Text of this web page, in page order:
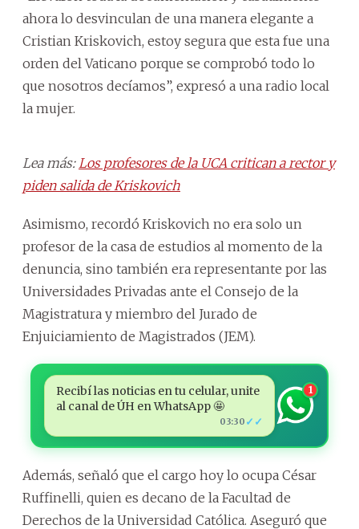
ahora lo desvinculan de una manera elegante a
Cristian Kriskovich, estoy segura que esta fue una
orden del Vaticano porque se comprobó todo lo
que nosotros decíamos”, expresó a una radio local
la mujer.
Lea más: Los profesores de la UCA critican a rector y
piden salida de Kriskovich
Asimismo, recordó Kriskovich no era solo un
profesor de la casa de estudios al momento de la
denuncia, sino también era representante por las
Universidades Privadas ante el Consejo de la
Magistratura y miembro del Jurado de
Enjuiciamiento de Magistrados (JEM).
Recibí las noticias en tu celular, unite
al canal de ÚH en WhatsApp 🤩
03:30 ✓✓
1
Además, señaló que el cargo hoy lo ocupa César
Ruffinelli, quien es decano de la Facultad de
Derechos de la Universidad Católica. Aseguró que